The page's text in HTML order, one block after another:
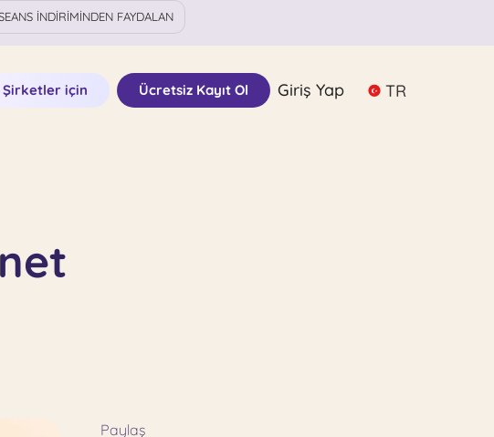
İNDİRİMİNDEN FAYDALAN
Şirketler için Ücretsiz Kayıt Ol Giriş Yap TR
Paylaş